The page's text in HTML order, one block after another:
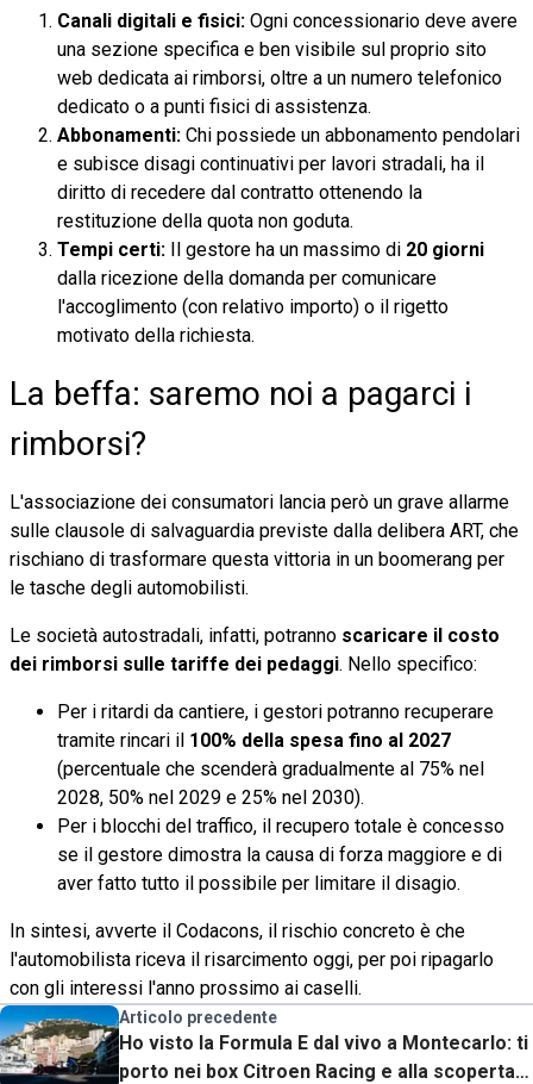
Canali digitali e fisici: Ogni concessionario deve avere
una sezione specifica e ben visibile sul proprio sito
web dedicata ai rimborsi, oltre a un numero telefonico
dedicato o a punti fisici di assistenza.
Abbonamenti: Chi possiede un abbonamento pendolari
e subisce disagi continuativi per lavori stradali, ha il
diritto di recedere dal contratto ottenendo la
restituzione della quota non goduta.
Tempi certi: Il gestore ha un massimo di 20 giorni
dalla ricezione della domanda per comunicare
l'accoglimento (con relativo importo) o il rigetto
motivato della richiesta.
La beffa: saremo noi a pagarci i
rimborsi?
L'associazione dei consumatori lancia però un grave allarme
sulle clausole di salvaguardia previste dalla delibera ART, che
rischiano di trasformare questa vittoria in un boomerang per
le tasche degli automobilisti.
Le società autostradali, infatti, potranno scaricare il costo
dei rimborsi sulle tariffe dei pedaggi. Nello specifico:
Per i ritardi da cantiere, i gestori potranno recuperare
tramite rincari il 100% della spesa fino al 2027
(percentuale che scenderà gradualmente al 75% nel
2028, 50% nel 2029 e 25% nel 2030).
Per i blocchi del traffico, il recupero totale è concesso
se il gestore dimostra la causa di forza maggiore e di
aver fatto tutto il possibile per limitare il disagio.
In sintesi, avverte il Codacons, il rischio concreto è che
l'automobilista riceva il risarcimento oggi, per poi ripagarlo
con gli interessi l'anno prossimo ai caselli.
Articolo precedente
Ho visto la Formula E dal vivo a Montecarlo: ti
porto nei box Citroen Racing e alla scoperta